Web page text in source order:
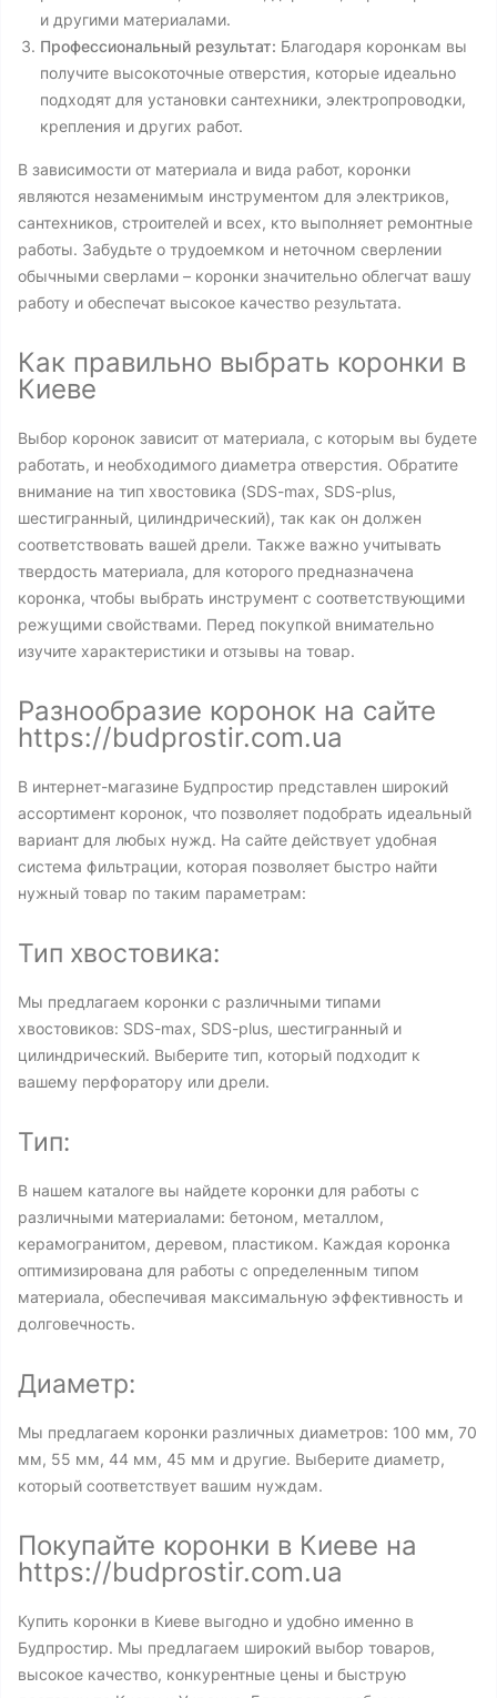
и другими материалами.
Профессиональный результат: Благодаря коронкам вы
получите высокоточные отверстия, которые идеально
подходят для установки сантехники, электропроводки,
крепления и других работ.
В зависимости от материала и вида работ, коронки
являются незаменимым инструментом для электриков,
сантехников, строителей и всех, кто выполняет ремонтные
работы. Забудьте о трудоемком и неточном сверлении
обычными сверлами – коронки значительно облегчат вашу
работу и обеспечат высокое качество результата.
Как правильно выбрать коронки в
Киеве
Выбор коронок зависит от материала, с которым вы будете
работать, и необходимого диаметра отверстия. Обратите
внимание на тип хвостовика (SDS-max, SDS-plus,
шестигранный, цилиндрический), так как он должен
соответствовать вашей дрели. Также важно учитывать
твердость материала, для которого предназначена
коронка, чтобы выбрать инструмент с соответствующими
режущими свойствами. Перед покупкой внимательно
изучите характеристики и отзывы на товар.
Разнообразие коронок на сайте
https://budprostir.com.ua
В интернет-магазине Будпростир представлен широкий
ассортимент коронок, что позволяет подобрать идеальный
вариант для любых нужд. На сайте действует удобная
система фильтрации, которая позволяет быстро найти
нужный товар по таким параметрам:
Тип хвостовика:
Мы предлагаем коронки с различными типами
хвостовиков: SDS-max, SDS-plus, шестигранный и
цилиндрический. Выберите тип, который подходит к
вашему перфоратору или дрели.
Тип:
В нашем каталоге вы найдете коронки для работы с
различными материалами: бетоном, металлом,
керамогранитом, деревом, пластиком. Каждая коронка
оптимизирована для работы с определенным типом
материала, обеспечивая максимальную эффективность и
долговечность.
Диаметр:
Мы предлагаем коронки различных диаметров: 100 мм, 70
мм, 55 мм, 44 мм, 45 мм и другие. Выберите диаметр,
который соответствует вашим нуждам.
Покупайте коронки в Киеве на
https://budprostir.com.ua
Купить коронки в Киеве выгодно и удобно именно в
Будпростир. Мы предлагаем широкий выбор товаров,
высокое качество, конкурентные цены и быструю